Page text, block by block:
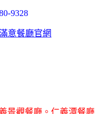
9328
意餐廳官網